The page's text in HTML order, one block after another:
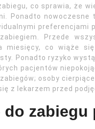
co sprawia, że
Ponadto nowoczesne
preferencjami
Przede
miesięcy, co wiąże
Ponadto ryzyko
pacjentów
osoby
z lekarzem przed
zabiegu